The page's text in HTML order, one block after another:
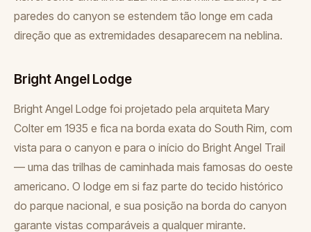
paredes do canyon se estendem tão longe em cada
direção que as extremidades desaparecem na neblina.
Bright Angel Lodge
Bright Angel Lodge foi projetado pela arquiteta Mary
Colter em 1935 e fica na borda exata do South Rim, com
vista para o canyon e para o início do Bright Angel Trail
— uma das trilhas de caminhada mais famosas do oeste
americano. O lodge em si faz parte do tecido histórico
do parque nacional, e sua posição na borda do canyon
garante vistas comparáveis a qualquer mirante.